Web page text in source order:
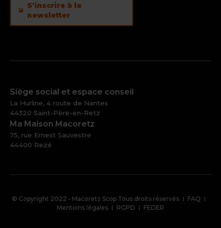
S’inscrire à la
newsletter
Siège social et espace conseil
La Hurline, 4 route de Nantes
44320 Saint-Père-en-Retz
Ma Maison Macoretz
75, rue Ernest Sauvestre
44400 Rezé
Pied
© Copyright 2022 - Macoretz Scop Tous droits réservés
FAQ
Mentions légales
RGPD FEDER